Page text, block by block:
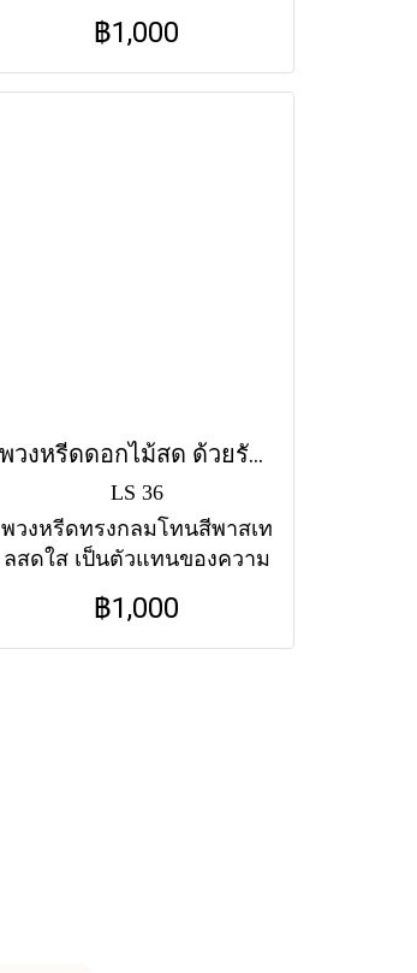
เหลืองขนาดใหญ่และดอกเยอ
บีร่า เป็นตัวแทนของความ
ห่วงใย ความอาทร และ
฿1,000
พวงหรีดดอกไม้สด ด้วยรักและผูกพัน (LS36) โทนสีสดใส
LS 36
พวงหรีดทรงกลมโทนสีพาสเท
ลสดใส เป็นตัวแทนของความ
รัก ความผูกพัน และความทรง
จำอันแสนอบอุ่น ส่งฟรีทุกวัด
ในกรุงเทพฯ
฿1,000